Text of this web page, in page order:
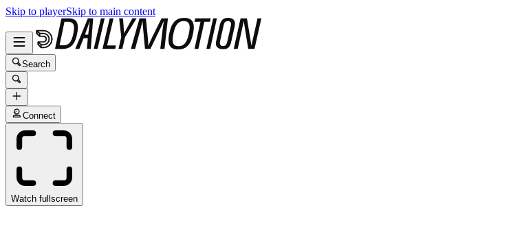
Skip to playerSkip to main content
Search
Connect
Watch fullscreen